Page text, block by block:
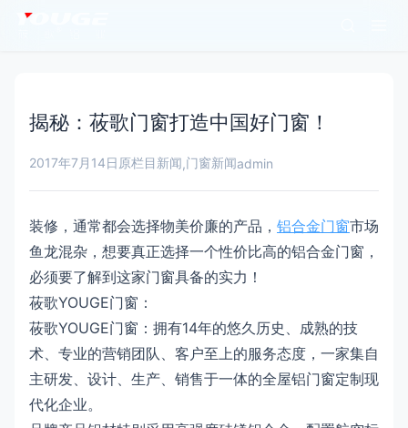
揭秘：莜歌门窗打造中国好门窗！
2017年7月14日 原栏目新闻,门窗新闻admin
装修，通常都会选择物美价廉的产品， 铝合金门窗市场
鱼龙混杂，想要真正选择一个性价比高的铝合金门窗，
必须要了解到这家门窗具备的实力！
莜歌YOUGE门窗：
莜歌YOUGE门窗：拥有14年的悠久历史、成熟的技
术、专业的营销团队、客户至上的服务态度，一家集自
主研发、设计、生产、销售于一体的全屋铝门窗定制现
代化企业。